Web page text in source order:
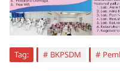
Tag: BKPSDM